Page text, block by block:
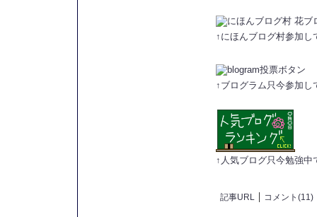
↑にほんブログ村参加し
↑ブログラム只今参加し
↑人気ブログ只今勉強中
記事URL コメント(11)